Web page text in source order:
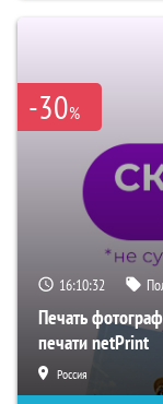
-30%
16:10:31
Печать
печати netPrint
Россия